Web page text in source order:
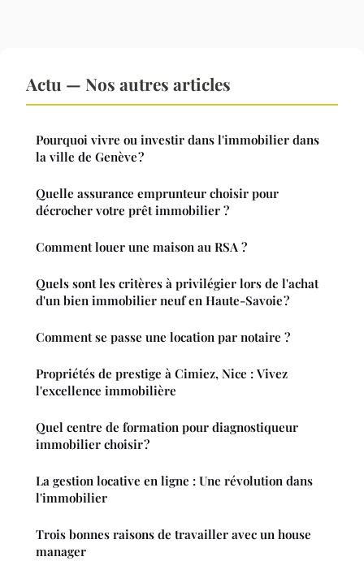
Actu — Nos autres articles
Pourquoi vivre ou investir dans l'immobilier dans
la ville de Genève ?
Quelle assurance emprunteur choisir pour
décrocher votre prêt immobilier ?
Comment louer une maison au RSA ?
Quels sont les critères à privilégier lors de l'achat
d'un bien immobilier neuf en Haute-Savoie ?
Comment se passe une location par notaire ?
Propriétés de prestige à Cimiez, Nice : Vivez
l'excellence immobilière
Quel centre de formation pour diagnostiqueur
immobilier choisir ?
La gestion locative en ligne : Une révolution dans
l'immobilier
Trois bonnes raisons de travailler avec un house
manager